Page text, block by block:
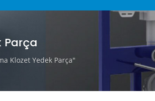
Parça
Klozet Yedek Parça"